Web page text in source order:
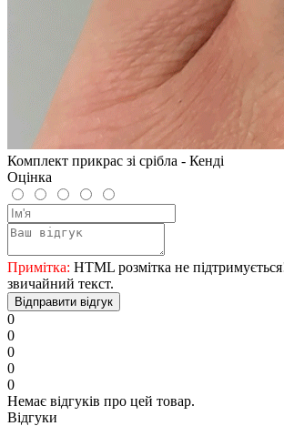
Комплект прикрас зі срібла - Кенді
Оцінка
Примітка: HTML розмітка не
звичайний текст.
Відправити відгук
0
0
0
0
0
Немає відгуків про цей товар.
Відгуки